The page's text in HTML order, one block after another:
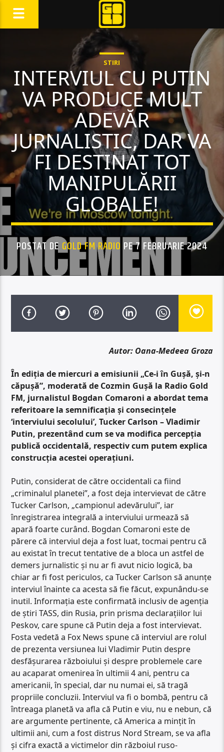
STIRI
INTERVIUL CU PUTIN
VA PRODUCE MULT
ADEVĂR
JURNALISTIC, DAR VA
FI DESTINAT TOT
MANIPULĂRII
GLOBALE!
POSTAT DE GOLD FM RADIO PE 7 FEBRUARIE 2024
Autor: Oana-Medeea Groza
În ediția de miercuri a emisiunii „Ce-i în Gușă, și-n
căpușă”, moderată de Cozmin Gușă la Radio Gold
FM, jurnalistul Bogdan Comaroni a abordat tema
referitoare la semnificația și consecințele
‘interviului secolului’, Tucker Carlson – Vladimir
Putin, prezentând cum se va modifica percepția
publică occidentală, respectiv cum putem explica
construcția acestei operațiuni.
Putin, considerat de către occidentali ca fiind
„criminalul planetei”, a fost deja intervievat de către
Tucker Carlson, „campionul adevărului”, iar
înregistrarea integrală a interviului urmează să
apară foarte curând. Bogdan Comaroni este de
părere că interviul deja a fost luat, tocmai pentru că
au existat în trecut tentative de a bloca un astfel de
demers jurnalistic și nu ar fi avut nicio logică, ba
chiar ar fi fost periculos, ca Tucker Carlson să anunțe
interviul înainte ca acesta să fie făcut, expunându-se
inutil. Informația este confirmată inclusiv de agenția
de știri TASS, din Rusia, prin prisma declarațiilor lui
Peskov, care spune că Putin deja a fost intervievat.
Fosta vedetă a Fox News spune că interviul are rolul
de prezenta versiunea lui Vladimir Putin despre
desfășurarea războiului și despre problemele care
au acaparat omenirea în ultimii 4 ani, pentru ca
americanii, în special, dar nu numai ei, să tragă
propriile concluzii. Interviul va fi o bombă, pentru că
întreaga planetă va afla că Putin e viu, nu e nebun, că
are argumente pertinente, că America a mințit în
ultimii ani, cum a fost distrus Nord Stream, se va afla
și cifra exactă a victimelor din războiul ruso-